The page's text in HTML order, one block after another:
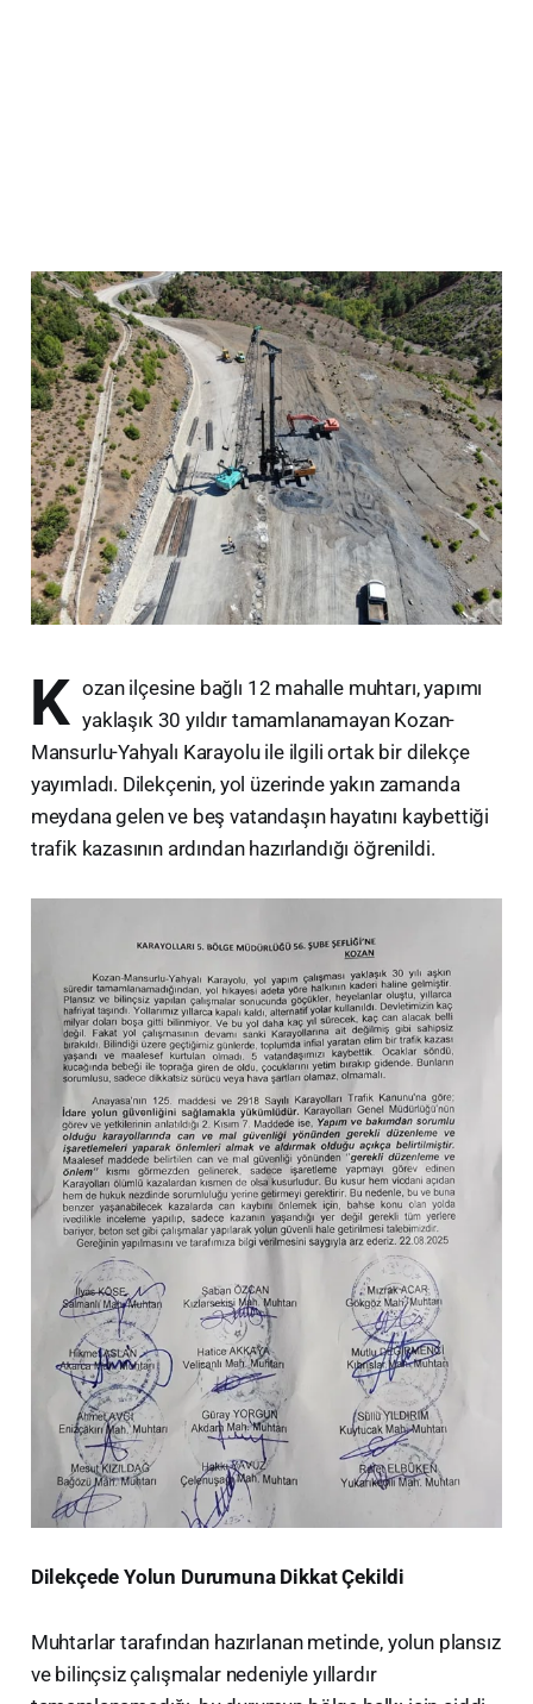
K ozan ilçesine bağlı 12 mahalle muhtarı, yapımı
yaklaşık 30 yıldır tamamlanamayan Kozan-
Mansurlu-Yahyalı Karayolu ile ilgili ortak bir dilekçe
yayımladı. Dilekçenin, yol üzerinde yakın zamanda
meydana gelen ve beş vatandaşın hayatını kaybettiği
trafik kazasının ardından hazırlandığı öğrenildi.
Dilekçede Yolun Durumuna Dikkat Çekildi
​Muhtarlar tarafından hazırlanan metinde, yolun plansız
ve bilinçsiz çalışmalar nedeniyle yıllardır